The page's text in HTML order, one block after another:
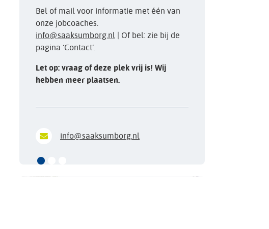
Bel of mail voor informatie met één van
onze jobcoaches.
info@saaksumborg.nl | Of bel: zie bij de
pagina ‘Contact’.
Let op: vraag of deze plek vrij is! Wij
hebben meer plaatsen.
info@saaksumborg.nl